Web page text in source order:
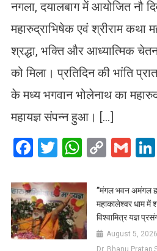
नगला, दयालबाग में आयोजित नौ
महारुद्राभिषेक एवं श्रीराम कथा
श्रद्धा, भक्ति और आध्यात्मिक
को मिला। प्रतिदिन की भांति
के मध्य भगवान भोलेनाथ का
महायज्ञ संपन्न हुआ। […]
Facebook
TwitterCopy
​”मंगल भवन अमंगल
महाकालेश्वर धाम में
विश्वामित्र यज्ञ
August 5, 2026
Dr. Bhanu Pratap